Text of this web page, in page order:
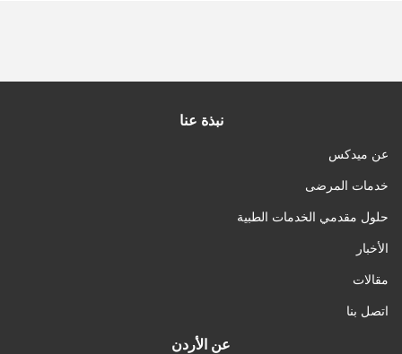
نبذة عنا
عن ميدكس
خدمات المرضى
حلول مقدمي الخدمات الطبية
الأخبار
مقالات
اتصل بنا
عن الأردن